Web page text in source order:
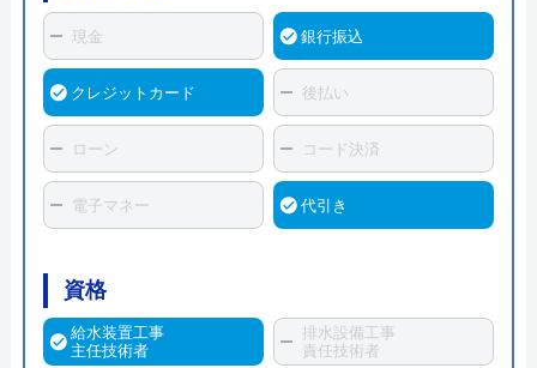
現金 銀行振込
クレジットカード 後払い
ローン コード決済
電子マネー 代引き
資格
給水装置工事
主任技術者
排水設備工事
責任技術者